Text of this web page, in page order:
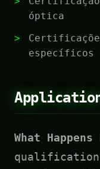
óptica
específicos
What Happens